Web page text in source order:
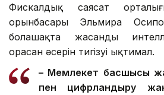
Фискалдық саясат
орынбасары Эльмира
болашақта жасанды
орасан әсерін тигізуі ықтимал.
– Мемлекет басшысы
пен цифрландыру